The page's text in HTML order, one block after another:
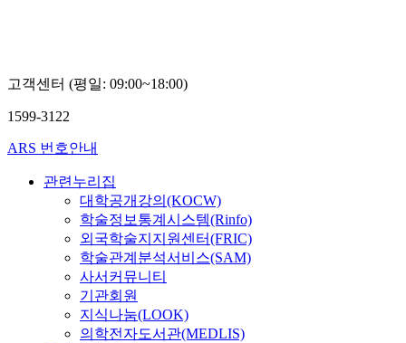
학
고객센터 (평일: 09:00~18:00)
1599-3122
ARS 번호안내
관련누리집
대학공개강의(KOCW)
학술정보통계시스템(Rinfo)
외국학술지지원센터(FRIC)
학술관계분석서비스(SAM)
사서커뮤니티
기관회원
지식나눔(LOOK)
의학전자도서관(MEDLIS)